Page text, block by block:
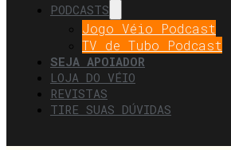
PODCASTS
Jogo Véio Podcast
TV de Tubo Podcast
SEJA APOIADOR
LOJA DO VÉIO
REVISTAS
TIRE SUAS DÚVIDAS